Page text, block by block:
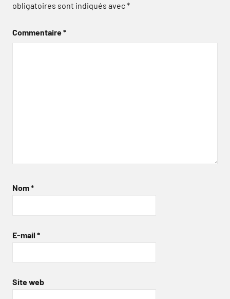
obligatoires sont indiqués avec*
Commentaire*
Nom*
E-mail *
Site web